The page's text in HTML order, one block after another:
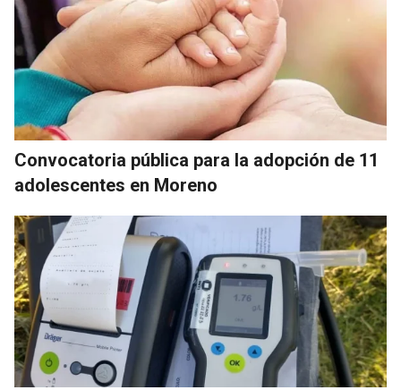
Convocatoria pública para la adopción de 11
adolescentes en Moreno